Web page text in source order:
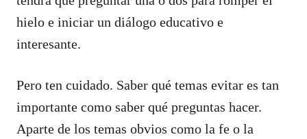
hielo e iniciar un diálogo educativo e
interesante.
Pero ten cuidado. Saber qué temas evitar es tan
importante como saber qué preguntas hacer.
Aparte de los temas obvios como la fe o la